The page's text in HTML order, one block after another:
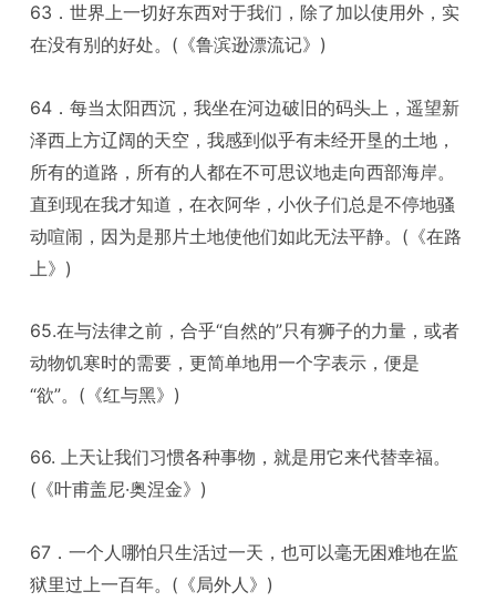
63．世界上一切好东西对于我们，除了加以使用外，实
在没有别的好处。(《鲁滨逊漂流记》)
64．每当太阳西沉，我坐在河边破旧的码头上，遥望新
泽西上方辽阔的天空，我感到似乎有未经开垦的土地，
所有的道路，所有的人都在不可思议地走向西部海岸。
直到现在我才知道，在衣阿华，小伙子们总是不停地骚
动喧闹，因为是那片土地使他们如此无法平静。(《在路
上》)
65.在与法律之前，合乎“自然的”只有狮子的力量，或者
动物饥寒时的需要，更简单地用一个字表示，便是
“欲”。(《红与黑》)
66. 上天让我们习惯各种事物，就是用它来代替幸福。
(《叶甫盖尼·奥涅金》)
67．一个人哪怕只生活过一天，也可以毫无困难地在监
狱里过上一百年。(《局外人》)